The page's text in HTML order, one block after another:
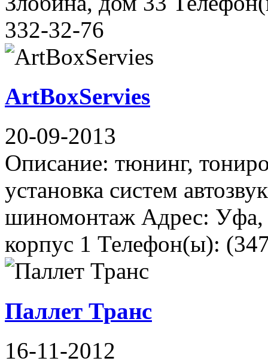
332-32-76
ArtBoxServies
20-09-2013
Описание: тюнинг,
установка систем
шиномонтаж Адрес: Уфа,
корпус 1 Телефон(ы):
Паллет Транс
16-11-2012